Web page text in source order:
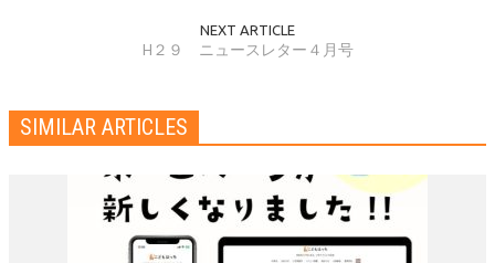
NEXT ARTICLE
H２９ ニュースレター４月号
SIMILAR ARTICLES